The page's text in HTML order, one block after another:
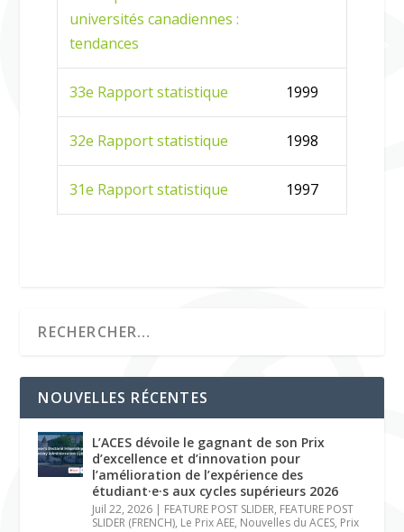
universités canadiennes :
tendances
33e Rapport statistique 1999
32e Rapport statistique 1998
31e Rapport statistique 1997
NOUVELLES RÉCENTES
L’ACES dévoile le gagnant de son Prix
d’excellence et d’innovation pour
l’amélioration de l’expérience des
étudiant·e·s aux cycles supérieurs 2026
Juil 22, 2026 | FEATURE POST SLIDER, FEATURE POST
SLIDER (FRENCH), Le Prix AEE, Nouvelles du ACES, Prix